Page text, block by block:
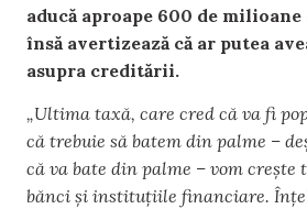
aducă aproape 600 de
însă avertizează că ar putea
asupra creditării.
„Ultima taxă, care cred că va fi
că trebuie să batem din palme –
că va bate din palme – vom crește
bănci și instituțiile financiare.